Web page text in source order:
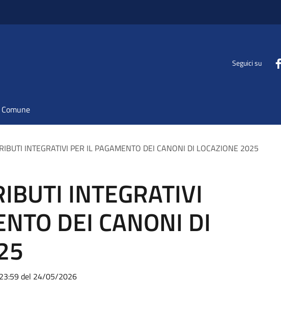
Seguici su
INTEGRATIVI PER IL PAGAMENTO DEI CANONI DI LOCAZIONE 2025
INTEGRATIVI
DEI CANONI DI
del 24/05/2026